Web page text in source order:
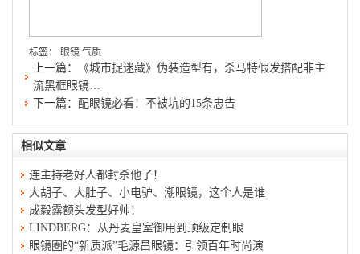
标签： 眼镜 气质
上一篇：
《城市捉迷藏》伪装造型有，杀马特假发搭配非主
流黑框眼镜…
下一篇： 配眼镜必看！不被坑的15条忠告
相似文章
连主持老好人都封杀他了！
大胡子、大肚子、小电驴、潮眼镜，这个人是谁
成毅露额头发型好帅！
LINDBERG：从丹麦皇室御用到顶级定制眼
眼镜圈的“新质派”毛源昌眼镜：引领百年时尚演